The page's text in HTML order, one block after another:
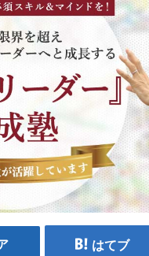
はてブ